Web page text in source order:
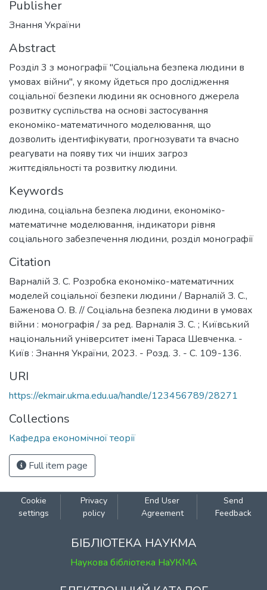
Publisher
Знання України
Abstract
Розділ 3 з монографії "Соціальна безпека людини в
умовах війни", у якому йдеться про дослідження
соціальної безпеки людини як основного джерела
розвитку суспільства на основі застосування
економіко-математичного моделювання, що
дозволить ідентифікувати, прогнозувати та вчасно
реагувати на появу тих чи інших загроз
життєдіяльності та розвитку людини.
Keywords
людина, соціальна безпека людини, економіко-
математичне моделювання, індикатори рівня
соціального забезпечення людини, розділ монографії
Citation
Варналій З. С. Розробка економіко-математичних
моделей соціальної безпеки людини / Варналій З. С.,
Баженова О. В. // Соціальна безпека людини в умовах
війни : монографія / за ред. Варналія З. С. ; Київський
національний університет імені Тараса Шевченка. -
Київ : Знання України, 2023. - Розд. 3. - С. 109-136.
URI
https://ekmair.ukma.edu.ua/handle/123456789/28271
Collections
Кафедра економічної теорії
Full item page
Cookie
settings
Privacy
policy
End User
Agreement
Send
Feedback
БІБЛІОТЕКА НАУКМА
Наукова бібліотека НаУКМА